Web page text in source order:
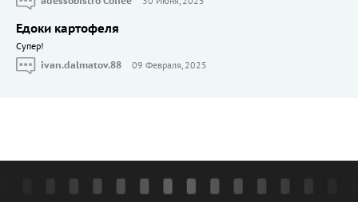
Едоки картофеля
Cупер!
ivan.dalmatov.88
09 Февраля, 2025